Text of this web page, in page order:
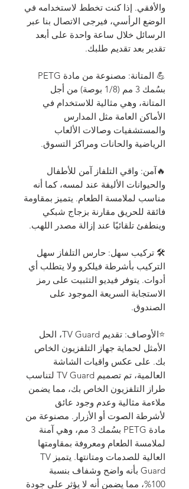
والأفقي. إذا كنت تخطط لاستخدامه في
الوضع الرأسي، فيرجى الاتصال بنا عبر
الرسائل خلال ساعة واحدة على أبعد
تقدير بعد تقديم طلبك.
💪 المتانة: مصنوعة من مادة PETG
بسُمك 3 مم (1/8 بوصة) من أجل
المتانة، وهي مثالية للاستخدام في
الأماكن العامة مثل المدارس
والمستشفيات وصالات الألعاب
الرياضية والحانات ومراكز التسوق.
🔥آمن: واقي التلفاز آمن للأطفال
والحيوانات الأليفة عند لمسه، كما أنه
مناسب لملامسة الطعام. يتميز بمقاومة
فائقة للحريق مقارنة بزجاج شبكي
وينطفئ تلقائيًا عند إزالة مصدر اللهب.
🛠️ تركيب سهل: حارس التلفاز سهل
التركيب بأشرطة فيلكرو ولا يتطلب أي
أدوات. يتوفر فيديو التثبيت على رمز
الاستجابة السريعة الموجود على
الصندوق.
⭐الأوصاف: تقديم TV Guard، الحل
الأمثل لحماية جهاز التلفزيون الخاص
بك. على عكس واقيات الشاشة
العالمية، تم تصميم TV Guard لتناسب
طراز التلفزيون الخاص بك، مما يضمن
ملاءمة مثالية وعدم وجود عائق
لأشرطة الصوت أو الأزرار. مصنوعة من
مادة PETG بسُمك 3 مم، وهي آمنة
لملامسة الطعام ومعروفة بمقاومتها
العالية للصدمات ومتانتها. يتميز TV
Guard بأنه واضح وشفاف بنسبة
100%، مما يضمن أنه لا يؤثر على جودة